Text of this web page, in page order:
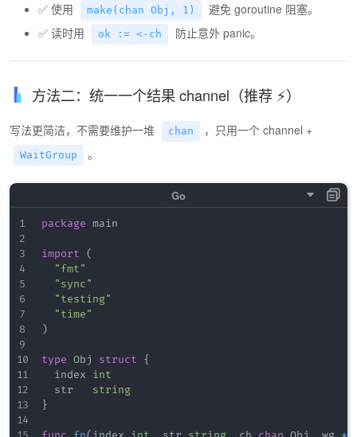
✅ 使用
make(chan Obj, 1)
避免 goroutine 阻塞。
✅ 读时用
ok := <-ch 防止意外 panic。
方法二：统一一个结果 channel（推荐 ⚡）
写法更简洁，不需要维护一堆 chan ，只用一个 channel +
WaitGroup 。
package main
import
(
"fmt"
"sync"
"testing"
"time"
)
type Obj struct
{
	index
int
	str
string
}